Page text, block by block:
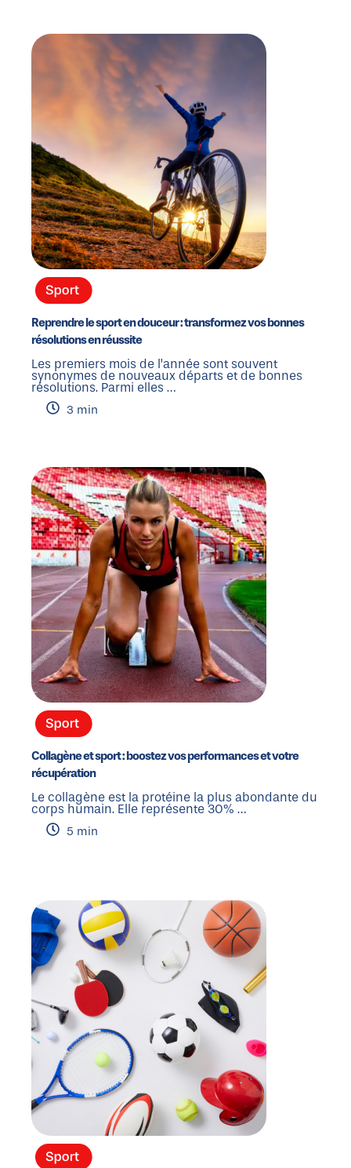
Reprendre le sport en douceur : transformez vos bonnes
résolutions en réussite
Les premiers mois de l’année sont souvent
synonymes de nouveaux départs et de bonnes
résolutions. Parmi elles …
3 min
Collagène et sport : boostez vos performances et votre
récupération
Le collagène est la protéine la plus abondante du
corps humain. Elle représente 30% …
5 min